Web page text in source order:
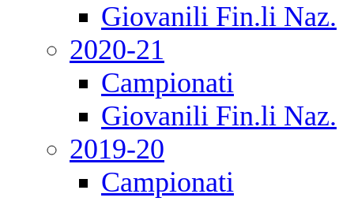
Giovanili Fin.li Naz.
2020-21
Campionati
Giovanili Fin.li Naz.
2019-20
Campionati